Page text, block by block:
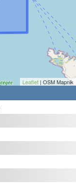
Leaflet | OSM Mapnik